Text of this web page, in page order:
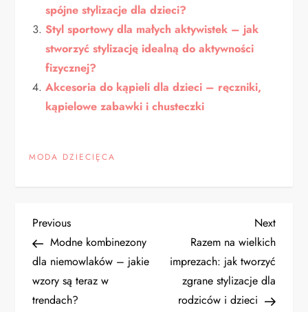
spójne stylizacje dla dzieci?
Styl sportowy dla małych aktywistek – jak
stworzyć stylizację idealną do aktywności
fizycznej?
Akcesoria do kąpieli dla dzieci – ręczniki,
kąpielowe zabawki i chusteczki
MODA DZIECIĘCA
N
a
w
Previous
Post
Previous
Modne kombinezony
dla niemowlaków – jakie
wzory są teraz w
trendach?
Next
Post
Next
Razem na wielkich
imprezach: jak tworzyć
zgrane stylizacje dla
rodziców i dzieci